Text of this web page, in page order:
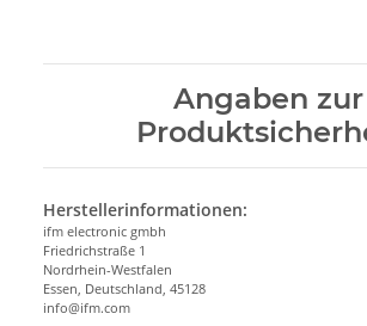
Angaben zur
Herstellerinformationen:
ifm electronic gmbh
Friedrichstraße 1
Nordrhein-Westfalen
Essen, Deutschland, 45128
info@ifm.com